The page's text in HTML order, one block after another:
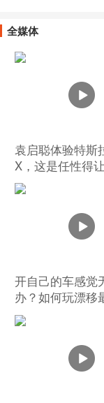
全媒体
袁启聪体验特斯
X，这是任性得
的一部车
开自己的车感觉
办？如何玩漂移